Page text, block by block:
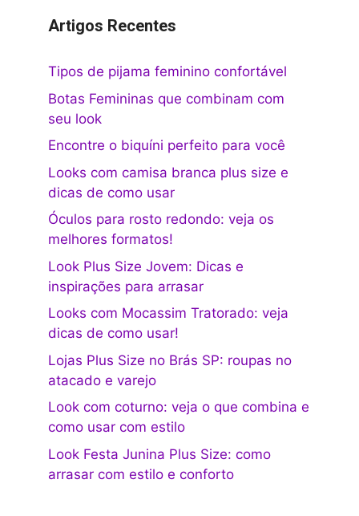
Artigos Recentes
Tipos de pijama feminino confortável
Botas Femininas que combinam com
seu look
Encontre o biquíni perfeito para você
Looks com camisa branca plus size e
dicas de como usar
Óculos para rosto redondo: veja os
melhores formatos!
Look Plus Size Jovem: Dicas e
inspirações para arrasar
Looks com Mocassim Tratorado: veja
dicas de como usar!
Lojas Plus Size no Brás SP: roupas no
atacado e varejo
Look com coturno: veja o que combina e
como usar com estilo
Look Festa Junina Plus Size: como
arrasar com estilo e conforto